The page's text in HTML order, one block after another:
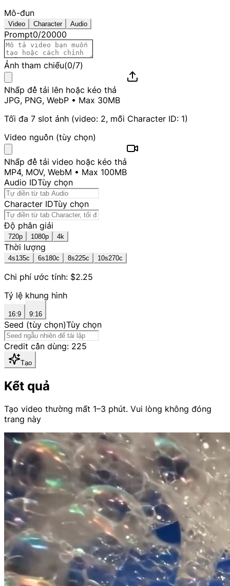
Mô-đun
Video Character Audio
Prompt0/20000
Ảnh tham chiếu(0/7)
Nhấp để tải lên hoặc kéo thả
JPG, PNG, WebP • Max 30MB
Tối đa 7 slot ảnh (video: 2, mỗi Character ID: 1)
Video nguồn (tùy chọn)
Nhấp để tải video hoặc kéo thả
MP4, MOV, WebM • Max 100MB
Audio IDTùy chọn
Character IDTùy chọn
Độ phân giải
720p 1080p 4k
Thời lượng
4s135c 6s180c 8s225c 10s270c
Chi phí ước tính: $2.25
Tỷ lệ khung hình
16:9 9:16
Seed (tùy chọn)Tùy chọn
Credit cần dùng: 225
Tạo
Kết quả
Tạo video thường mất 1–3 phút. Vui lòng không đóng
trang này